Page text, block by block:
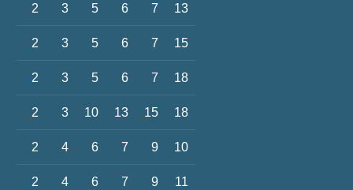
2 3 5 6 7 13
2 3 5 6 7 15
2 3 5 6 7 18
2 3 10 13 15 18
2 4 6 7 9 10
2 4 6 7 9 11